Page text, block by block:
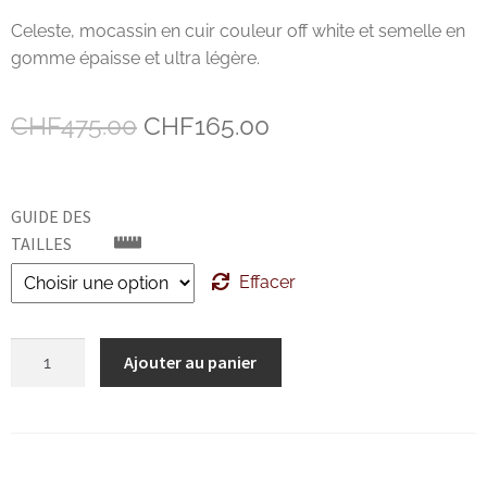
John Lobb Chaussures
Paolo Scafora
Paraboot
Celeste, mocassin en cuir couleur off white et semelle en
gomme épaisse et ultra légère.
CHF475.00 Le
CHF475.00.
CHF165.00
CHF165.00.
GUIDE DES
TAILLES
Effacer
Ajouter au panier